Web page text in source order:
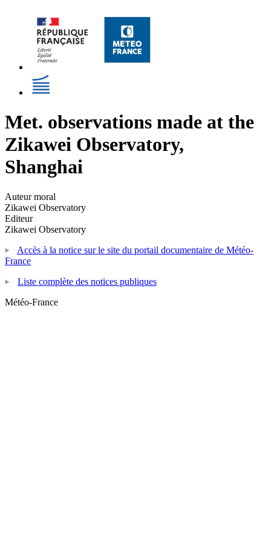
Met. observations made at the
Zikawei Observatory,
Shanghai
Auteur moral
Zikawei Observatory
Editeur
Zikawei Observatory
Accès à la notice sur le site du portail documentaire de Météo-
France
Liste complète des notices publiques
Météo-France